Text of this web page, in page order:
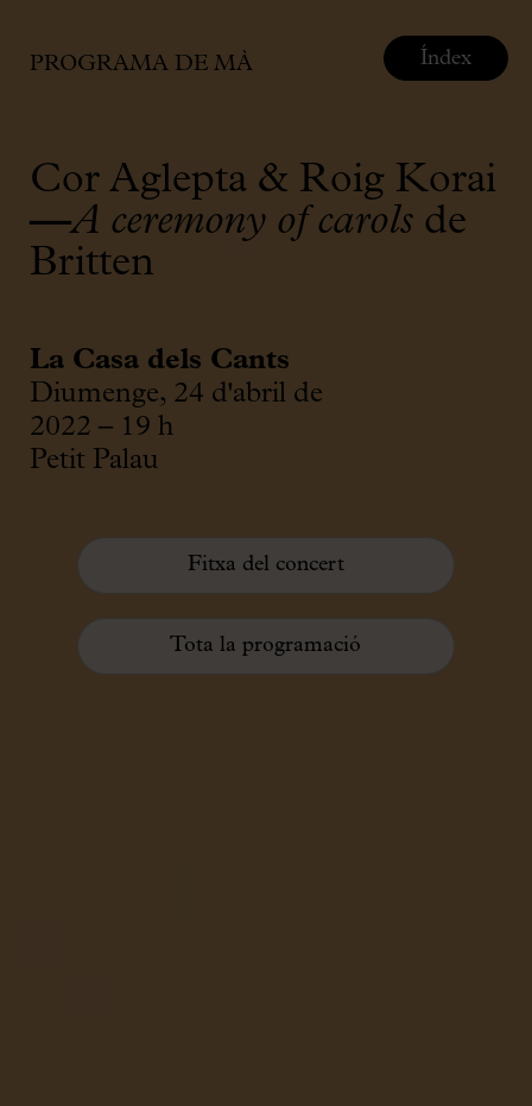
PROGRAMA DE MÀ
Cor Aglepta & Roig Korai
—A ceremony of carols de
Britten
La Casa dels Cants
Diumenge, 24 d'abril de
2022 – 19 h
Petit Palau
Fitxa del concert
Tota la programació
Índex